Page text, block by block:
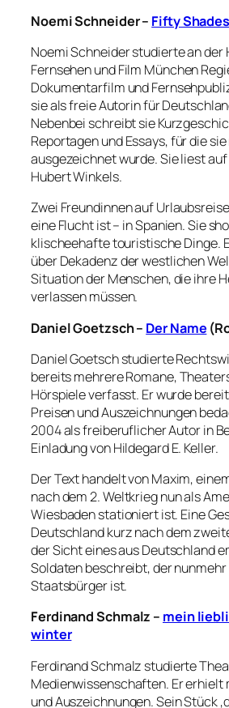
Noemi Schneider – Fifty
Noemi Schneider studierte an der
Fernsehen und Film München
Dokumentarfilm und
sie als freie Autorin für
Nebenbei schreibt sie
Reportagen und Essays, für die
ausgezeichnet wurde. Sie liest
Hubert Winkels.
Zwei Freundinnen auf
eine Flucht ist – in Spanien. Sie
klischeehafte touristische Dinge.
über Dekadenz der westlichen
Situation der Menschen, die ihre
verlassen müssen.
Daniel Goetzsch – Der Name
Daniel Goetsch studierte
bereits mehrere Romane,
Hörspiele verfasst. Er wurde
Preisen und Auszeichnungen
2004 als freiberuflicher Autor in
Einladung von Hildegard E. Keller.
Der Text handelt von Maxim,
nach dem 2. Weltkrieg nun als
Wiesbaden stationiert ist. Eine
Deutschland kurz nach dem
der Sicht eines aus Deutschland
Soldaten beschreibt, der
Staatsbürger ist.
Ferdinand Schmalz – mein
winter
Ferdinand Schmalz studierte
Medienwissenschaften. Er erhielt
und Auszeichnungen. Sein Stück